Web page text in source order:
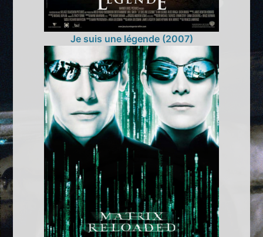
Je suis une légende (2007)